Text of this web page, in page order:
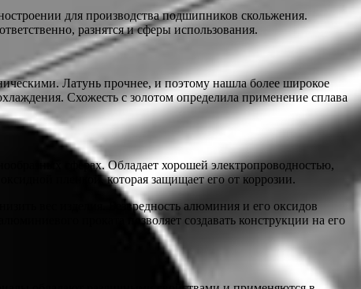
для производства подшипников скольжения.
разнятся и сферы использования.
Латунь прочнее, и поэтому нашла более широкое
Схожесть с золотом определила применение сплава
сферах. Обладает хорошей электропроводностью,
пленкой, которая защищает его от коррозии.
вес изделия. Безвредность алюминия и его оксидов
проката позволяет создавать конструкции на его